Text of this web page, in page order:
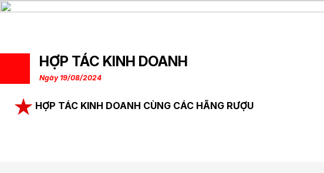
HỢP TÁC KINH DOANH
Ngày 19/08/2024
HỢP TÁC KINH DOANH CÙNG CÁC HÃNG RƯỢU